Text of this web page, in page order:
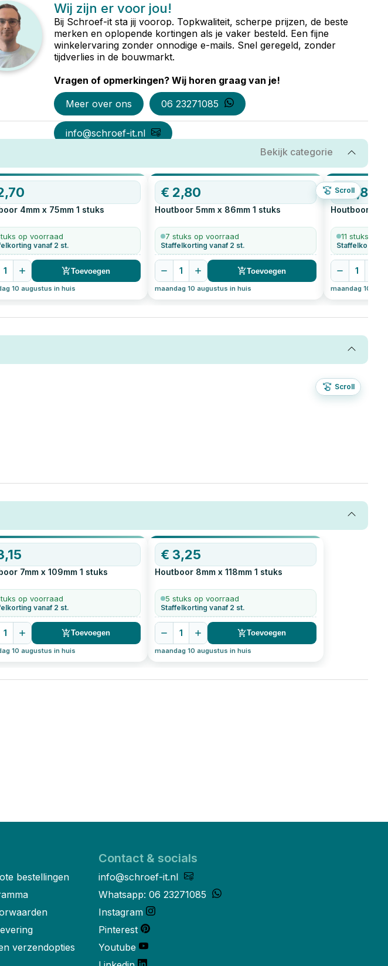
Wij zijn er voor jou!
Bij Schroef-it sta jij voorop. Topkwaliteit, scherpe prijzen, de beste
merken en oplopende kortingen als je vaker besteld. Een fijne
winkelervaring zonder onnodige e-mails. Snel geregeld, zonder
tijdverlies in de bouwmarkt.
Vragen of opmerkingen? Wij horen graag van je!
Meer over ons
06 23271085
info@schroef-it.nl
Bekijk categorie
Scroll
4mm x 75mm 1 stuks
op voorraad
vanaf 2 st.
1 Toevoegen
10 augustus in huis
€ 2,80
Houtboor 5mm x 86mm 1 stuks
7 stuks op voorraad
Staffelkorting vanaf 2 st.
1 Toevoegen
maandag 10 augustus in huis
€2,86
Houtboor
11 stuks op
Staffelkorting
1
maandag 10
Scroll
7mm x 109mm 1 stuks
op voorraad
vanaf 2 st.
1 Toevoegen
10 augustus in huis
€ 3,25
Houtboor 8mm x 118mm 1 stuks
5 stuks op voorraad
Staffelkorting vanaf 2 st.
1 Toevoegen
maandag 10 augustus in huis
bestellingen
verzendopties
Contact & socials
info@schroef-it.nl
Whatsapp: 06 23271085
Instagram
Pinterest
Youtube